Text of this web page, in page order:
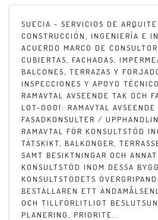
SUECIA - SERVICIOS DE
CONSTRUCCIÓN, INGENIERÍA E
ACUERDO MARCO DE
CUBIERTAS, FACHADAS,
BALCONES, TERRAZAS Y
INSPECCIONES Y APOYO
RAMAVTAL AVSEENDE TAK OCH
LOT-0001: RAMAVTAL AVSEENDE
FASADKONSULTER /
RAMAVTAL FÖR KONSULTSTÖD
TÄTSKIKT, BALKONGER,
SAMT BESIKTNINGAR OCH
KONSULTSTÖD INOM DESSA
KONSULTSTÖDETS
BESTÄLLAREN ETT
OCH TILLFÖRLITLIGT
PLANERING, PRIORITE...